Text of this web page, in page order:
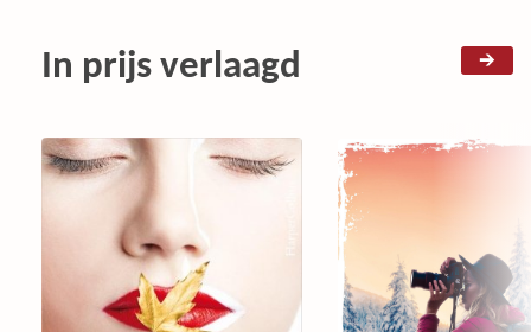
In prijs verlaagd